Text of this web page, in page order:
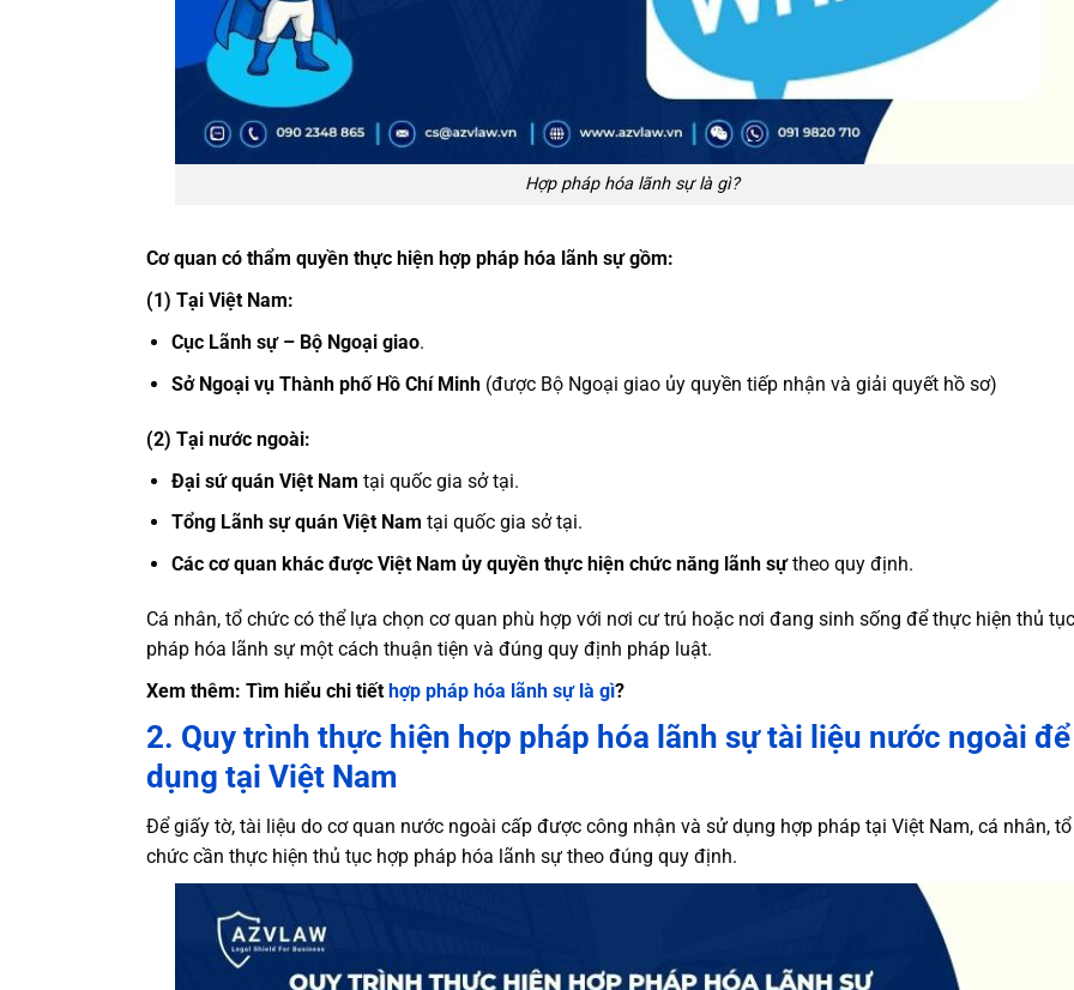
Hợp pháp hóa lãnh sự là gì?
Cơ quan có thẩm quyền thực hiện hợp pháp hóa lãnh sự gồm:
(1) Tại Việt Nam:
Cục Lãnh sự – Bộ Ngoại giao.
Sở Ngoại vụ Thành phố Hồ Chí Minh(được Bộ Ngoại giao ủy quyền tiếp nhận và giải quyết hồ sơ)
(2) Tại nước ngoài:
Đại sứ quán Việt Nam tại quốc gia sở tại.
Tổng Lãnh sự quán Việt Nam tại quốc gia sở tại.
Các cơ quan khác được Việt Nam ủy quyền thực hiện chức năng lãnh sựtheo quy định.
Cá nhân, tổ chức có thể lựa chọn cơ quan phù hợp với nơi cư trú hoặc nơi đang sinh sống để thực hiện thủ
pháp hóa lãnh sự một cách thuận tiện và đúng quy định pháp luật.
Xem thêm: Tìm hiểu chi tiết hợp pháp hóa lãnh sự là gì?
2. Quy trình thực hiện hợp pháp hóa lãnh sự tài liệu nước ngoài
dụng tại Việt Nam
Để giấy tờ, tài liệu do cơ quan nước ngoài cấp được công nhận và sử dụng hợp pháp tại Việt Nam, cá nhân, tổ
chức cần thực hiện thủ tục hợp pháp hóa lãnh sự theo đúng quy định.